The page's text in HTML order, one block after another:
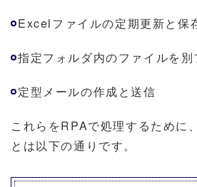
Excelファイルの定期更新と保
指定フォルダ内のファイルを
定型メールの作成と送信
これらをRPAで処理するために
とは以下の通りです。